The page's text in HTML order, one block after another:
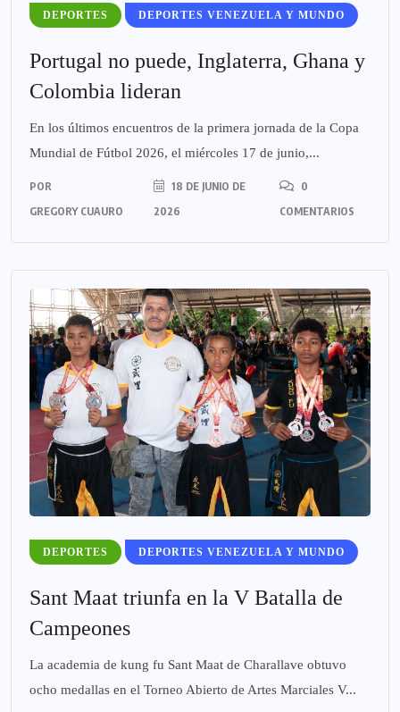
DEPORTES DEPORTES VENEZUELA Y MUNDO
Portugal no puede, Inglaterra, Ghana y
Colombia lideran
En los últimos encuentros de la primera jornada de la Copa
Mundial de Fútbol 2026, el miércoles 17 de junio,...
POR
GREGORY CUAURO
18 DE JUNIO DE
2026
0
COMENTARIOS
DEPORTES DEPORTES VENEZUELA Y MUNDO
Sant Maat triunfa en la V Batalla de
Campeones
La academia de kung fu Sant Maat de Charallave obtuvo
ocho medallas en el Torneo Abierto de Artes Marciales V...